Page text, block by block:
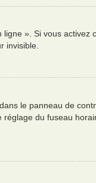
». Si vous activez
invisible.
le panneau de
du fuseau